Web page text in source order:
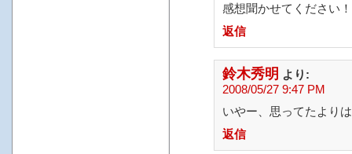
感想聞かせてください
返信
鈴木秀明 より:
2008/05/27 9:47 PM
いやー、思ってたより
返信